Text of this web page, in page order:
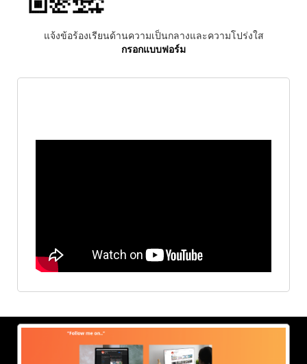
แจ้งข้อร้องเรียนด้านความเป็นกลางและความโปร่งใส
กรอกแบบฟอร์ม